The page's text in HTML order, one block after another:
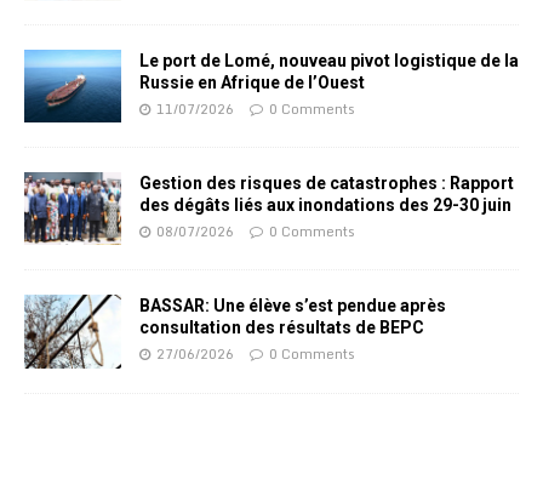
Le port de Lomé, nouveau pivot logistique de la
Russie en Afrique de l’Ouest
11/07/2026 0 Comments
Gestion des risques de catastrophes : Rapport
des dégâts liés aux inondations des 29-30 juin
08/07/2026 0 Comments
BASSAR: Une élève s’est pendue après
consultation des résultats de BEPC
27/06/2026 0 Comments